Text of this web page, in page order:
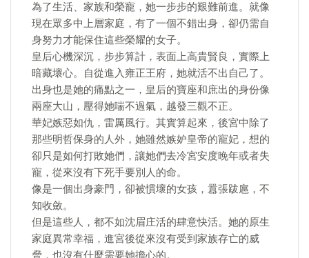
為了生活、家族和榮寵，她一步步的艱難前進。就像
現在眾多中上層家庭，有了一個不錯出身，卻仍需自
身努力才能保住這些榮耀的女子。
皇后心機深沉，步步算計，表面上高貴賢良，實際上
暗藏壞心。自從進入雍正王府，她就活不出自己了。
出身也是她的痛點之一，皇后的寶座和庶出的身份像
兩座大山，壓得她喘不過氣，越發三觀不正。
華妃嫉惡如仇，雷厲風行。其實算起來，後宮中除了
那些明哲保身的人外，她雖然嫉妒皇帝的寵妃，想的
卻只是如何打敗她們，讓她們去冷宮安度晚年或者失
寵，從來沒有下死手要別人的命。
像是一個出身豪門，卻被慣壞的女孩，囂張跋扈，不
知收斂。
但是這些人，都不如沈眉庄活的肆意快活。她的原生
家庭異常幸福，進宮後從來沒有受到家族存亡的威
脅，也沒有什麼需要她擔心的。